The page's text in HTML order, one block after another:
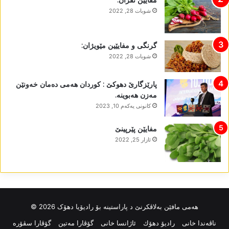
شوبات 28, 2022
گرنگی و مفایێین مێویژان:
شوبات 28, 2022
پارێزگارێ دھوکێ : کوردان ھەمی دەمان خەونێن
مەزن ھەبوینە.
كانونی یه‌كه‌م 10, 2023
مفایێن پێرپینێ
ئازار 25, 2022
ھەمی مافێن بەلاڤکرنێ د پاراستینە بۆ رادیۆیا دھۆک 2026 ©
ناڤه‌ندا خانی
رادیۆ دهۆك ئاژانسا خانی گۆڤارا مەتین گۆڤارا سڤۆرە